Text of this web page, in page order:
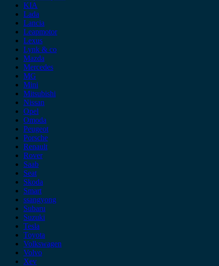
KIA
Lada
Lancia
Leapmotor
Lexus
Lynk & co
Mazda
Mercedes
MG
Mini
Mitsubishi
Nissan
Opel
Omoda
Peugeot
Porsche
Renault
Rover
Saab
Seat
Skoda
Smart
ssangyong
Subaru
Suzuki
Tesla
Toyota
Volkswagen
Volvo
Xev